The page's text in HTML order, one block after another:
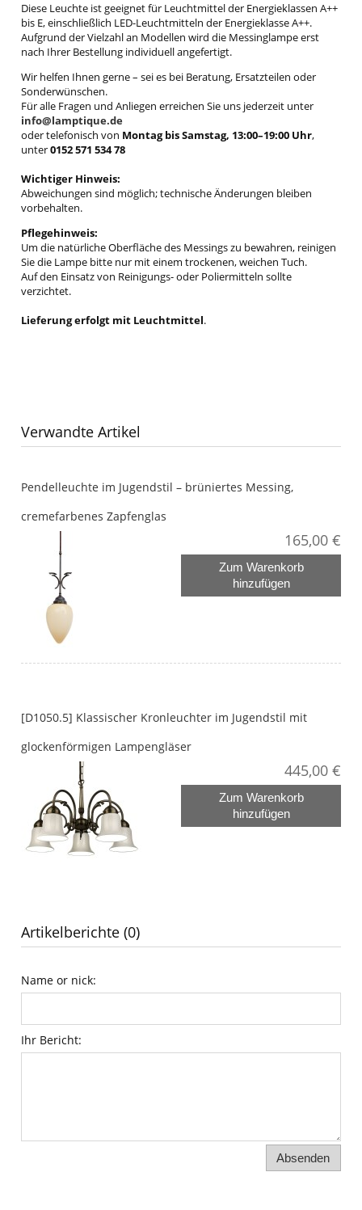
Diese Leuchte ist geeignet für Leuchtmittel der Energieklassen A++
bis E, einschließlich LED-Leuchtmitteln der Energieklasse A++.
Aufgrund der Vielzahl an Modellen wird die Messinglampe erst
nach Ihrer Bestellung individuell angefertigt.
Wir helfen Ihnen gerne – sei es bei Beratung, Ersatzteilen oder
Sonderwünschen.
Für alle Fragen und Anliegen erreichen Sie uns jederzeit unter
info@lamptique.de
oder telefonisch von Montag bis Samstag, 13:00–19:00 Uhr,
unter0152 571 534 78
Wichtiger Hinweis:
Abweichungen sind möglich; technische Änderungen bleiben
vorbehalten.
Pflegehinweis:
Um die natürliche Oberfläche des Messings zu bewahren, reinigen
Sie die Lampe bitte nur mit einem trockenen, weichen Tuch.
Auf den Einsatz von Reinigungs- oder Poliermitteln sollte
verzichtet.
Lieferung erfolgt mit Leuchtmittel.
Verwandte Artikel
Pendelleuchte im Jugendstil – brüniertes Messing,
cremefarbenes Zapfenglas
165,00 €
Zum Warenkorb
hinzufügen
[D1050.5] Klassischer Kronleuchter im Jugendstil mit
glockenförmigen Lampengläser
445,00 €
Zum Warenkorb
hinzufügen
Artikelberichte (0)
Name or nick:
Ihr Bericht:
Absenden